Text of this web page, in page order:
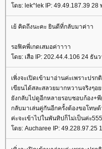
ดย: lek^lek IP: 49.49.187.39 28
เย้ คิดถึงนะคะ ยินดีที่กลับมาค่าา
รอฟิคพี่เกดเสมอค่าาาา
ดย: เสือ IP: 202.44.4.106 24 ธัน
เพิ่งจะเปิดเข้ามาอ่านค่ะเพราะปร
เขียนได้สละสลวยมากหวานจริงๆ
งกลับไปดูอีกหลายรอบชอบก้อง+พี
กลับมาเล่นคู่กันอีกครั้งต้องขอโทษ
ค่ะจะเข้าไปในพันทิปก็ไม่เป็นค่ะ
ดย: Aucharee IP: 49.228.97.25